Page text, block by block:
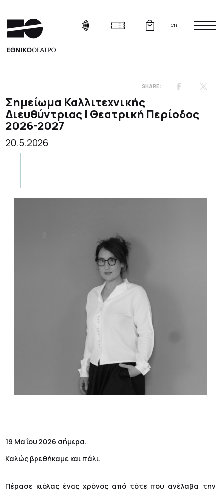
en
Σημείωμα Καλλιτεχνικής
Διευθύντριας | Θεατρική Περίοδος
2026-2027
20.5.2026
19 Μαΐου 2026 σήμερα.
Καλώς βρεθήκαμε και πάλι.
Πέρασε κιόλας ένας χρόνος από τότε που ανέλαβα την